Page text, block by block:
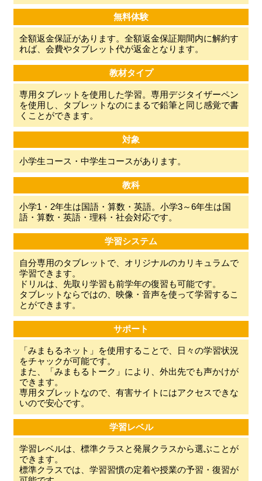
無料体験
全額返金保証があります。全額返金保証期間内に解約す
れば、会費やタブレット代が返金となります。
教材タイプ
専用タブレットを使用した学習。専用デジタイザーペン
を使用し、タブレットなのにまるで鉛筆と同じ感覚で書
くことができます。
対象
小学生コース・中学生コースがあります。
教科
小学1・2年生は国語・算数・英語。小学3～6年生は国
語・算数・英語・理科・社会対応です。
学習システム
自分専用のタブレットで、オリジナルのカリキュラムで
学習できます。
ドリルは、先取り学習も前学年の復習も可能です。
タブレットならではの、映像・音声を使って学習するこ
とができます。
サポート
「みまもるネット」を使用することで、日々の学習状況
をチャックが可能です。
また、「みまもるトーク」により、外出先でも声かけが
できます。
専用タブレットなので、有害サイトにはアクセスできな
いので安心です。
学習レベル
学習レベルは、標準クラスと発展クラスから選ぶことが
できます。
標準クラスでは、学習習慣の定着や授業の予習・復習が